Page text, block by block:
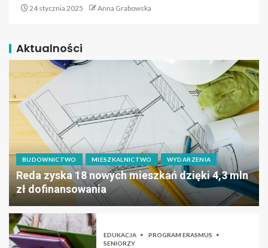
24 stycznia 2025 Anna Grabowska
Aktualności
BUDOWNICTWO MIESZKALNICTWO WYDARZENIA
Reda zyska 18 nowych mieszkań dzięki 4,3 mln
zł dofinansowania
EDUKACJA
PROGRAM ERASMUS
SENIORZY